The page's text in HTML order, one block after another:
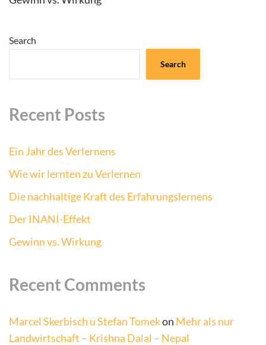
Search
Search
Recent Posts
Ein Jahr des Verlernens
Wie wir lernten zu Verlernen
Die nachhaltige Kraft des Erfahrungslernens
Der INANI-Effekt
Gewinn vs. Wirkung
Recent Comments
Marcel Skerbisch u Stefan Tomekon Mehr als nur
Landwirtschaft – Krishna Dalal – Nepal